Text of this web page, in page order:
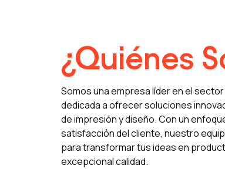
¿Quiénes
Somos una empresa líder en el
dedicada a ofrecer soluciones
de impresión y diseño. Con un
satisfacción del cliente, nuestro
para transformar tus ideas en
excepcional calidad.